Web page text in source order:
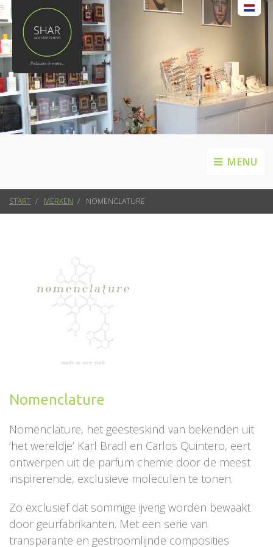
MENU
START MERKEN NOMENCLATURE
Nomenclature
Nomenclature, het geesteskind van bekenden uit
‘het wereldje’ Karl Bradl en Carlos Quintero, eert
ontwerpen uit de parfum chemie door de meest
inspirerende, exclusieve moleculen te tonen.
Zo exclusief dat sommige ijverig worden bewaakt
door geurfabrikanten. Met een serie van
transparante en gestroomlijnde composities